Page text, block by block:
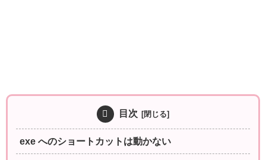
目次
exe へのショートカットは動かない